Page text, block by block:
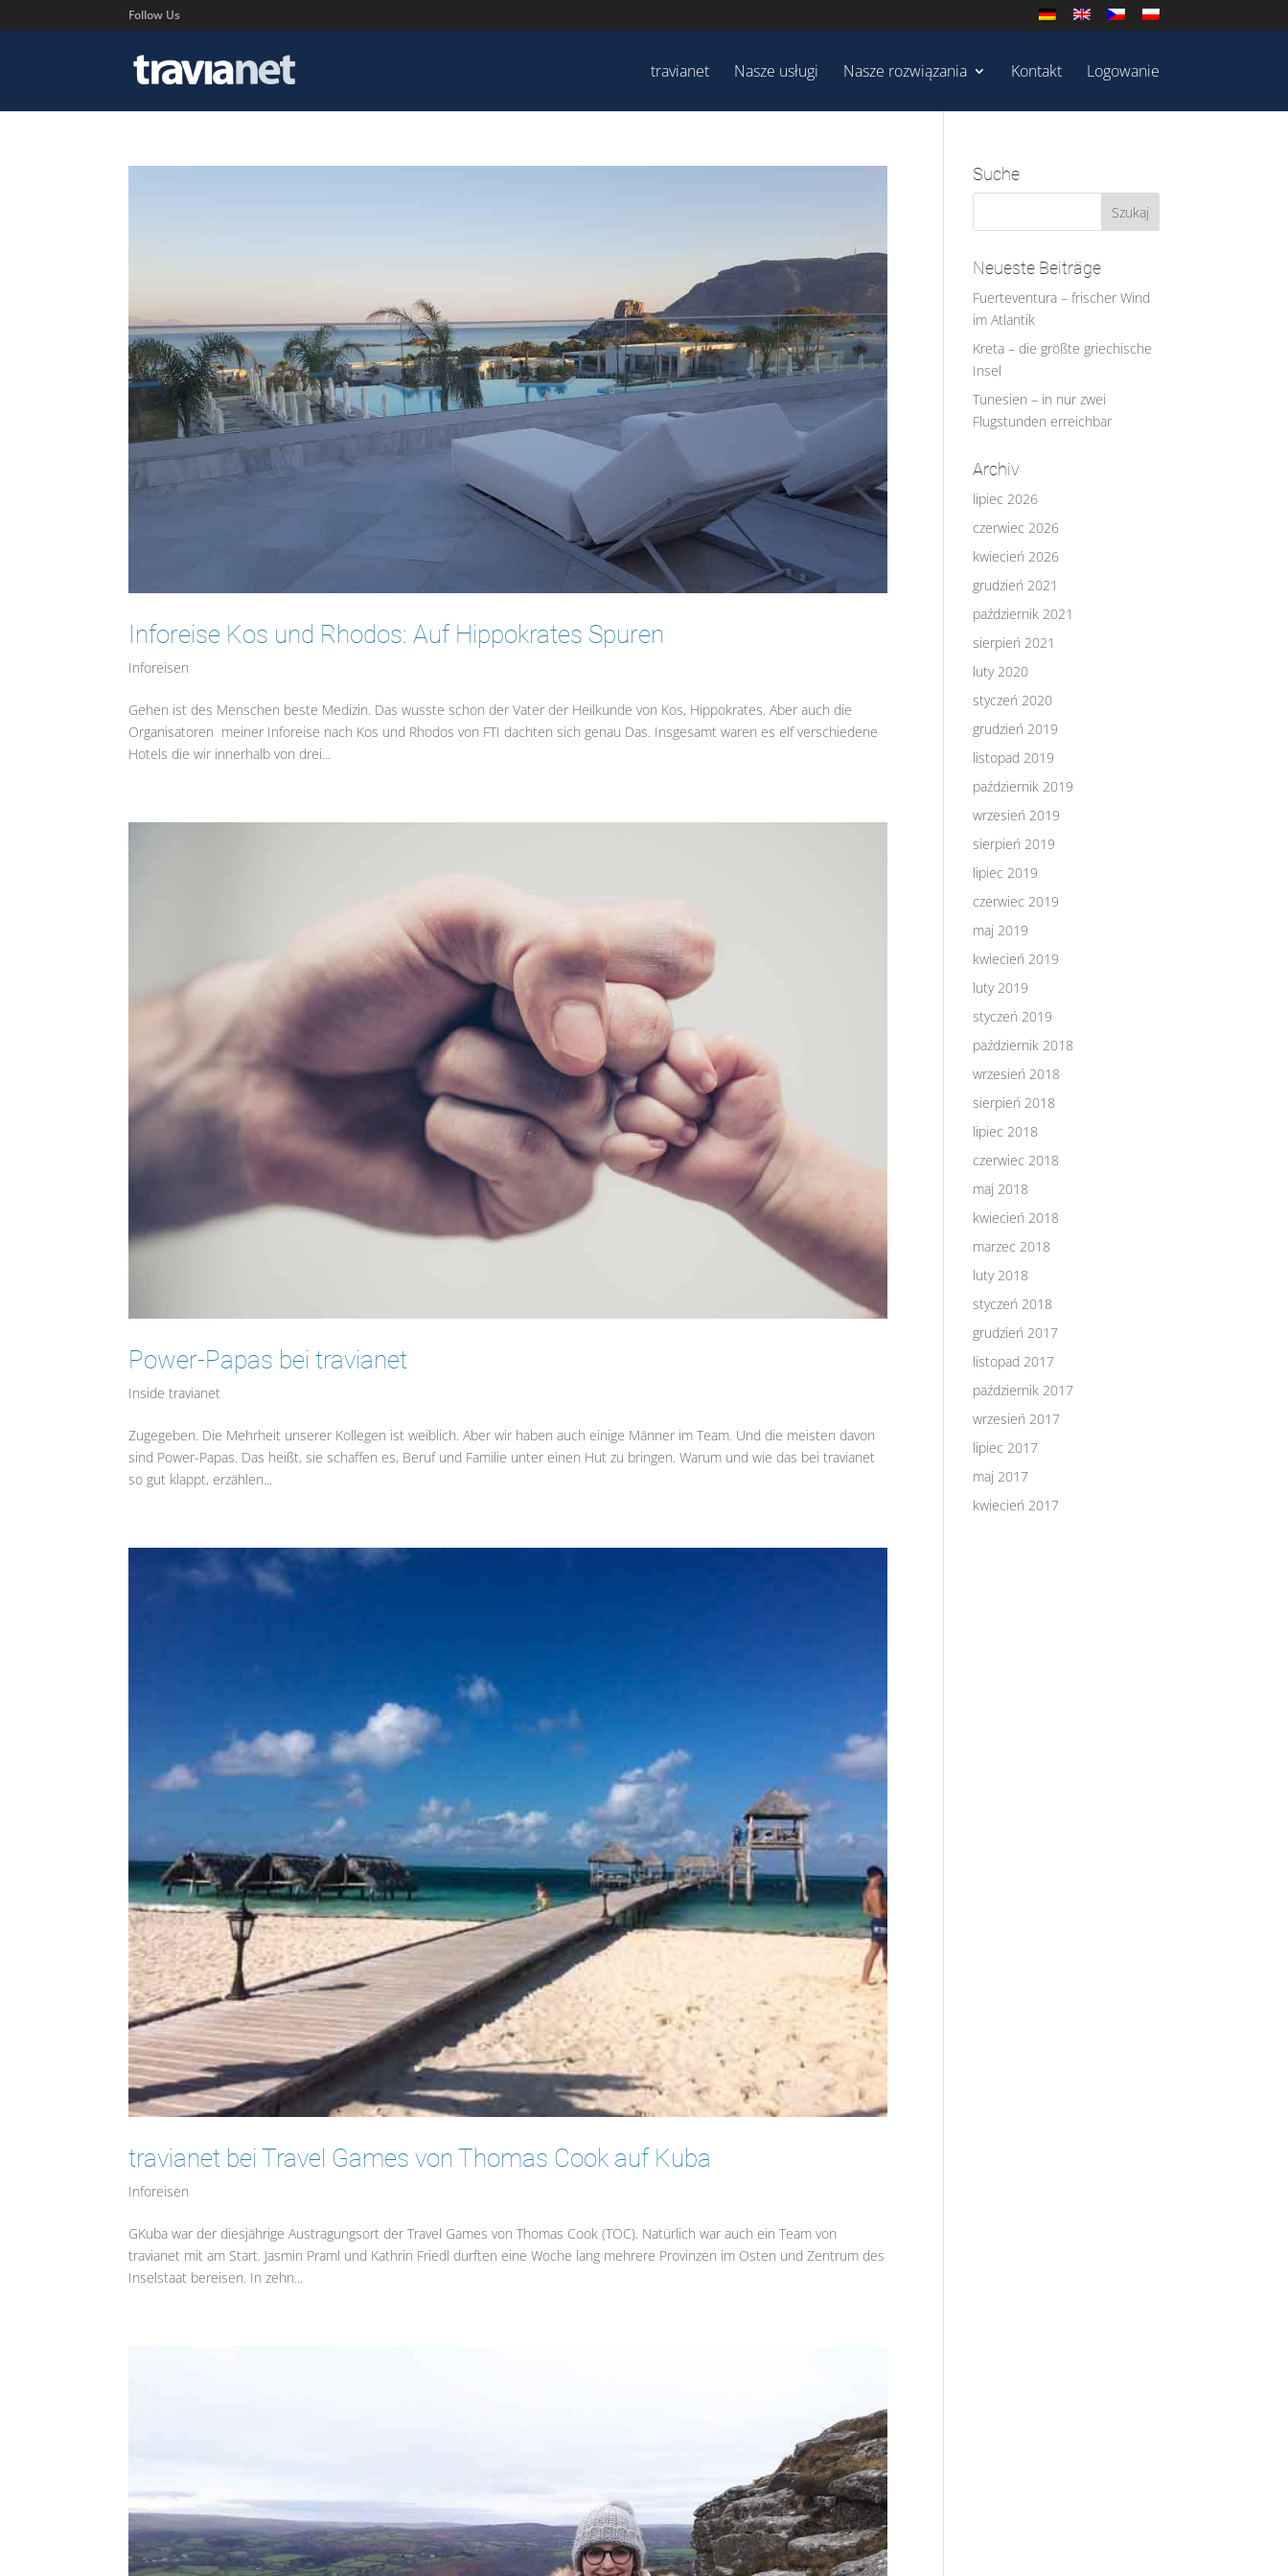
Follow Us
travianet Nasze usługi Nasze rozwiązania Kontakt Logowanie
Inforeise Kos und Rhodos: Auf Hippokrates Spuren
Inforeisen
Gehen ist des Menschen beste Medizin. Das wusste schon der Vater der Heilkunde von Kos, Hippokrates. Aber auch die
Organisatoren meiner Inforeise nach Kos und Rhodos von FTI dachten sich genau Das. Insgesamt waren es elf verschiedene
Hotels die wir innerhalb von drei...
Power-Papas bei travianet
Inside travianet
Zugegeben. Die Mehrheit unserer Kollegen ist weiblich. Aber wir haben auch einige Männer im Team. Und die meisten davon
sind Power-Papas. Das heißt, sie schaffen es, Beruf und Familie unter einen Hut zu bringen. Warum und wie das bei travianet
so gut klappt, erzählen...
travianet bei Travel Games von Thomas Cook auf Kuba
Inforeisen
GKuba war der diesjährige Austragungsort der Travel Games von Thomas Cook (TOC). Natürlich war auch ein Team von
travianet mit am Start. Jasmin Praml und Kathrin Friedl durften eine Woche lang mehrere Provinzen im Osten und Zentrum des
Inselstaat bereisen. In zehn...
Suche
Neueste Beiträge
Fuerteventura – frischer Wind
im Atlantik
Kreta – die größte griechische
Insel
Tunesien – in nur zwei
Flugstunden erreichbar
Archiv
lipiec 2026
czerwiec 2026
kwiecień 2026
grudzień 2021
październik 2021
sierpień 2021
luty 2020
styczeń 2020
grudzień 2019
listopad 2019
październik 2019
wrzesień 2019
sierpień 2019
lipiec 2019
czerwiec 2019
maj 2019
kwiecień 2019
luty 2019
styczeń 2019
październik 2018
wrzesień 2018
sierpień 2018
lipiec 2018
czerwiec 2018
maj 2018
kwiecień 2018
marzec 2018
luty 2018
styczeń 2018
grudzień 2017
listopad 2017
październik 2017
wrzesień 2017
lipiec 2017
maj 2017
kwiecień 2017